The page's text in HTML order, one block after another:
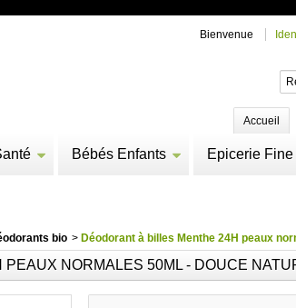
Bienvenue
Accueil
Bébés Enfants Epicerie Fine
bio > Déodorant à billes Menthe 24H peaux
NORMALES 50ML - DOUCE